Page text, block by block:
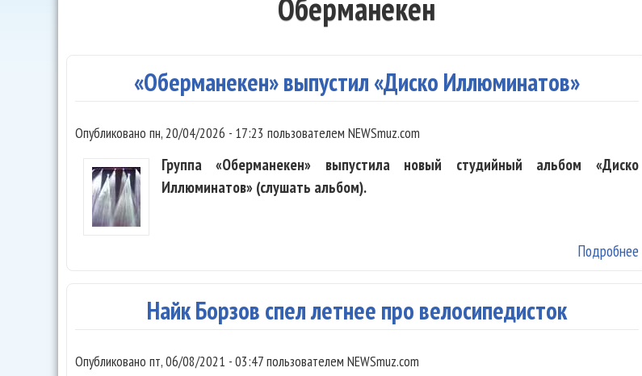
Оберманекен
«Оберманекен» выпустил «Диско Иллюминатов»
Опубликовано пн, 20/04/2026 - 17:23 пользователем NEWSmuz.com
Группа «Оберманекен» выпустила новый студийный альбом «Диско
Иллюминатов» (слушать альбом).
Подробнее
Найк Борзов спел летнее про велосипедисток
Опубликовано пт, 06/08/2021 - 03:47пользователем NEWSmuz.com